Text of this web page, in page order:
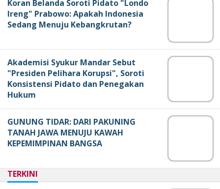
Koran Belanda Soroti Pidato "Londo
Ireng" Prabowo: Apakah Indonesia
Sedang Menuju Kebangkrutan?
Akademisi Syukur Mandar Sebut
"Presiden Pelihara Korupsi", Soroti
Konsistensi Pidato dan Penegakan
Hukum
GUNUNG TIDAR: DARI PAKUNING
TANAH JAWA MENUJU KAWAH
KEPEMIMPINAN BANGSA
TERKINI